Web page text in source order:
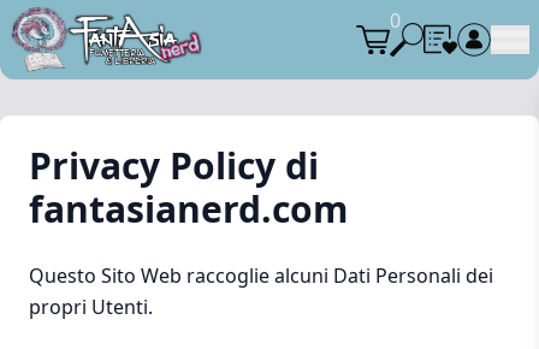
0
Privacy Policy di
fantasianerd.com
Questo Sito Web raccoglie alcuni Dati Personali dei
propri Utenti.